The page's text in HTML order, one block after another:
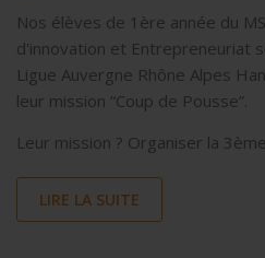
Nos élèves de 1ère année du
d'innovation et Entrepreneuriat
Ligue Auvergne Rhône Alpes
leur mission “Coup de Pousse”.
Leur mission ? Organiser la
LIRE LA SUITE